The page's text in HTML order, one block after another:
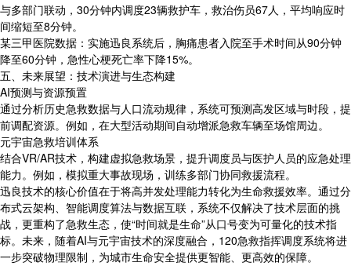
与多部门联动，30分钟内调度23辆救护车，救治伤员67人，平均响应时
间缩短至8分钟。
某三甲医院数据：实施迅良系统后，胸痛患者入院至手术时间从90分钟
降至60分钟，急性心梗死亡率下降15%。
五、未来展望：技术演进与生态构建
AI预测与资源预置
通过分析历史急救数据与人口流动规律，系统可预测高发区域与时段，提
前调配资源。例如，在大型活动期间自动增派急救车辆至场馆周边。
元宇宙急救培训体系
结合VR/AR技术，构建虚拟急救场景，提升调度员与医护人员的应急处理
能力。例如，模拟重大事故现场，训练多部门协同救援流程。
迅良技术的核心价值在于将高并发处理能力转化为生命救援效率。通过分
布式云架构、智能调度算法与数据互联，系统不仅解决了技术层面的挑
战，更重构了急救生态，使“时间就是生命”从口号变为可量化的技术指
标。未来，随着AI与元宇宙技术的深度融合，120急救指挥调度系统将进
一步突破物理限制，为城市生命安全提供更智能、更高效的保障。